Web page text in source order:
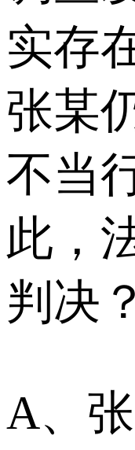
实存
张某
不当
此，
判决
A、